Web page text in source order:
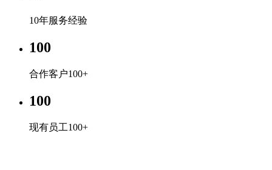
10年服务经验
100
合作客户100+
100
现有员工100+